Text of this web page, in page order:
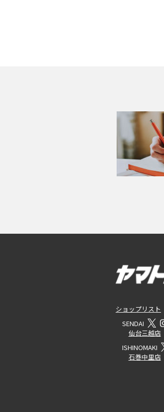
ショップリスト
SENDAI
仙台三越店
ISHINOMAKI
石巻中里店